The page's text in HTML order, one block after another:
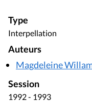
Type
Interpellation
Auteurs
Magdeleine
Session
1992 - 1993